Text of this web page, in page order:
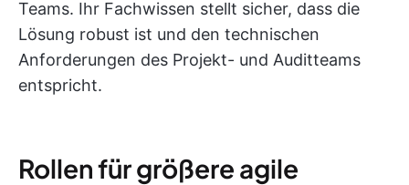
Teams. Ihr Fachwissen stellt sicher, dass die
Lösung robust ist und den technischen
Anforderungen des Projekt- und Auditteams
entspricht.
Rollen für größere agile